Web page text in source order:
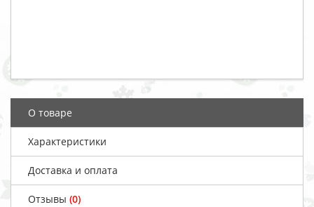
О товаре
Характеристики
Доставка и оплата
Отзывы (0)